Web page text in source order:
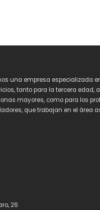
una empresa especializada
tanto para la tercera edad,
mayores, como para los
que trabajan en el área
26